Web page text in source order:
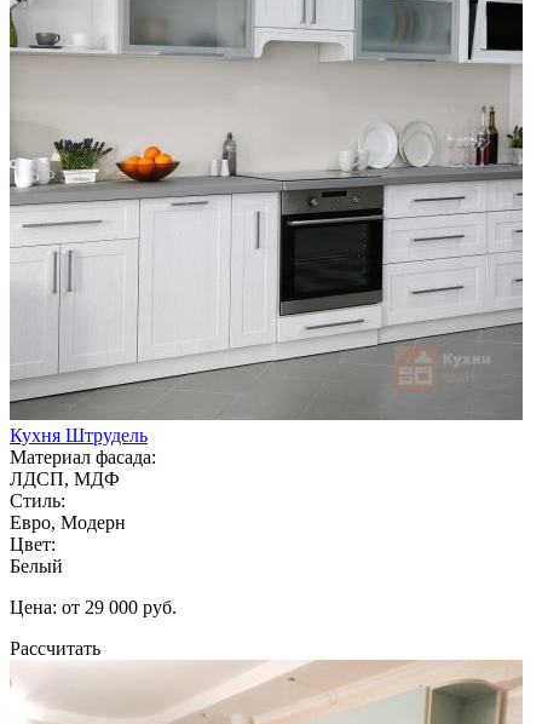
Кухня Штрудель
Материал фасада:
ЛДСП, МДФ
Стиль:
Евро, Модерн
Цвет:
Белый
Цена: от 29 000 руб.
Рассчитать